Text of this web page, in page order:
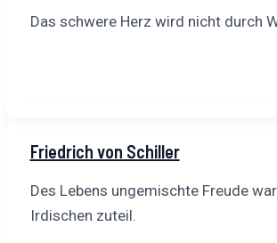
Das schwere Herz wird nicht durch
Friedrich von Schiller
Des Lebens ungemischte Freude
Irdischen zuteil.